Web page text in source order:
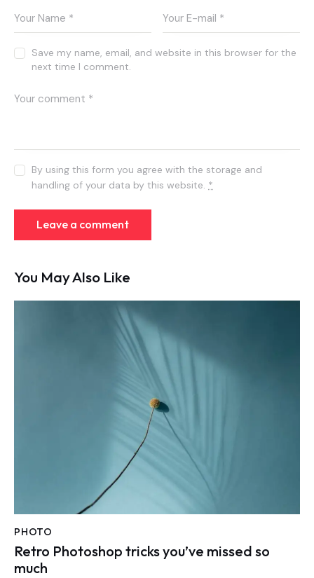
Save my name, email, and website in this browser for the
next time I comment.
By using this form you agree with the storage and
handling of your data by this website. *
You May Also Like
PHOTO
Retro Photoshop tricks you’ve missed so
much